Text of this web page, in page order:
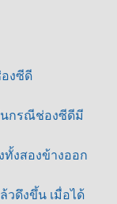
งซีดี
นกรณีช่องซีดีมี
ทั้งสองข้างออก
วดึงขึ้น เมื่อได้